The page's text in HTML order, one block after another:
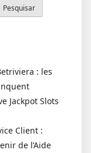
Pesquisar
: les
Jackpot Slots
Client :
de l’Aide